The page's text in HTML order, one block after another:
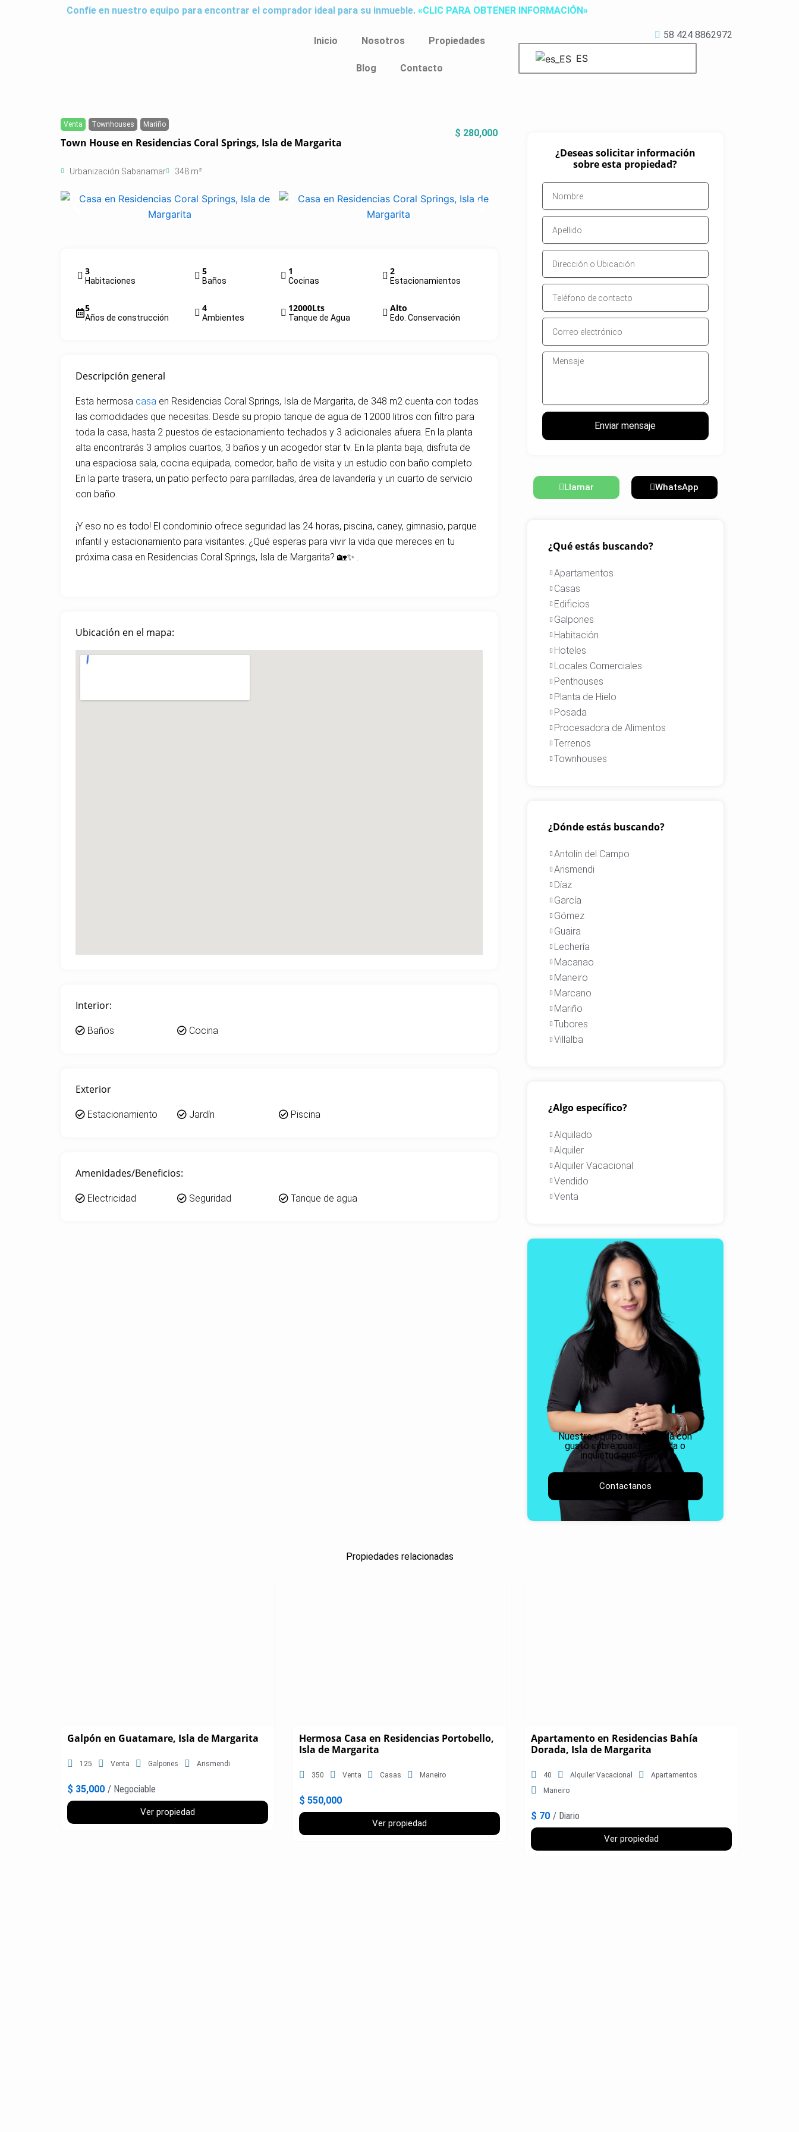
Confíe en nuestro equipo para encontrar el comprador ideal para su inmueble. «CLIC PARA OBTENER INFORMACIÓN»
Inicio Nosotros Propiedades
Blog Contacto
58 424 8862972
ES
Venta Townhouses Mariño
Town House en Residencias Coral Springs, Isla de Margarita
$ 280,000
Urbanización Sabanamar 348 m²
3
Habitaciones
5
Años de construcción
5
Baños
4
Ambientes
1
Cocinas
12000Lts
Tanque de Agua
2
Estacionamientos
Alto
Edo. Conservación
Descripción general
Esta hermosa casa en Residencias Coral Springs, Isla de Margarita, de 348 m2 cuenta con todas
las comodidades que necesitas. Desde su propio tanque de agua de 12000 litros con filtro para
toda la casa, hasta 2 puestos de estacionamiento techados y 3 adicionales afuera. En la planta
alta encontrarás 3 amplios cuartos, 3 baños y un acogedor star tv. En la planta baja, disfruta de
una espaciosa sala, cocina equipada, comedor, baño de visita y un estudio con baño completo.
En la parte trasera, un patio perfecto para parrilladas, área de lavandería y un cuarto de servicio
con baño.
¡Y eso no es todo! El condominio ofrece seguridad las 24 horas, piscina, caney, gimnasio, parque
infantil y estacionamiento para visitantes. ¿Qué esperas para vivir la vida que mereces en tu
próxima casa en Residencias Coral Springs, Isla de Margarita? 🏡✨ .
Ubicación en el mapa:
Interior:
Baños Cocina
Exterior
Estacionamiento Jardín Piscina
Amenidades/Beneficios:
Electricidad Seguridad Tanque de agua
¿Deseas solicitar información
sobre esta propiedad?
Enviar mensaje
Llamar WhatsApp
¿Qué estás buscando?
Apartamentos
Casas
Edificios
Galpones
Habitación
Hoteles
Locales Comerciales
Penthouses
Planta de Hielo
Posada
Procesadora de Alimentos
Terrenos
Townhouses
¿Dónde estás buscando?
Antolín del Campo
Arismendi
Díaz
García
Gómez
Guaira
Lechería
Macanao
Maneiro
Marcano
Mariño
Tubores
Villalba
¿Algo específico?
Alquilado
Alquiler
Alquiler Vacacional
Vendido
Venta
Nuestro equipo te atenderá con
gusto sobre cualquier duda o
inquietud que tengas.
Contactanos
Propiedades relacionadas
Galpón en Guatamare, Isla de Margarita
125 Venta Galpones Arismendi
$ 35,000 / Negociable
Ver propiedad
Hermosa Casa en Residencias Portobello,
Isla de Margarita
350 Venta Casas Maneiro
$ 550,000
Ver propiedad
Apartamento en Residencias Bahía
Dorada, Isla de Margarita
40 Alquiler Vacacional
Apartamentos
Maneiro
$ 70 / Diario
Ver propiedad